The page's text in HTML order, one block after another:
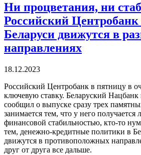
Ни процветания, ни
Российский
Беларуси движутся в
направлениях
18.12.2023
Российский Центробанк в пятницу в
ключевую ставку. Беларуский Нацбанк
сообщил о выпуске сразу трех
занимается тем, что у него получается
финансовой стабильностью, кто-то
тем, денежно-кредитные политики в
движутся в противоположных
друг от друга все дальше.